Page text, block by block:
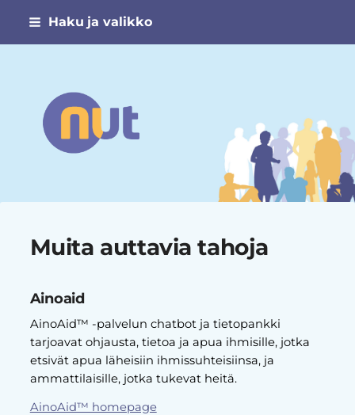
Siirry
Haku ja valikko
Narsismin uhrien tuki ry
Muita auttavia tahoja
Ainoaid
AinoAid™ -palvelun chatbot ja tietopankki
tarjoavat ohjausta, tietoa ja apua ihmisille, jotka
etsivät apua läheisiin ihmissuhteisiinsa, ja
ammattilaisille, jotka tukevat heitä.
AinoAid™ homepage